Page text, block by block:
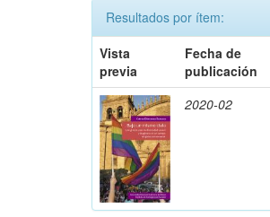
Resultados por ítem:
Vista
previa
Fecha de
publicación
2020-02